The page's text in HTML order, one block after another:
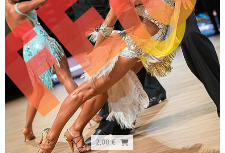
2,00 €